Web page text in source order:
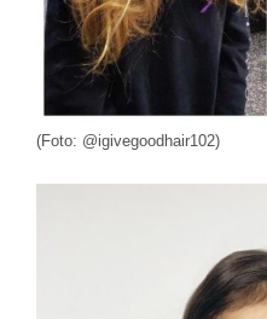
(Foto: @igivegoodhair102)